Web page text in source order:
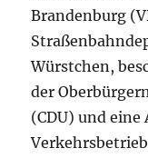
Brandenburg
Würstchen,
der
(CDU) und eine